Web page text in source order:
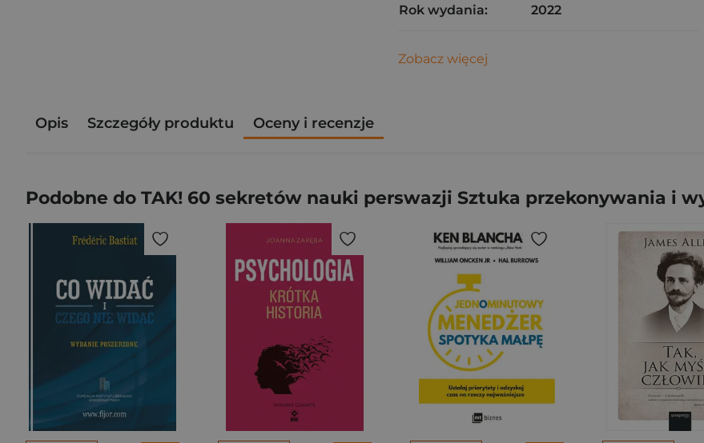
Rok wydania: 2022
Zobacz więcej
Opis Szczegóły produktu Oceny i recenzje
Podobne do TAK! 60 sekretów nauki perswazji Sztuka przekonywania i